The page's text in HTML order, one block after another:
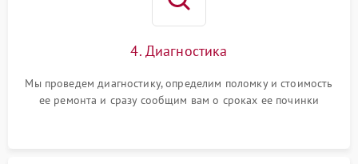
4. Диагностика
Мы проведем диагностику, определим поломку и стоимость
ее ремонта и сразу сообщим вам о сроках ее починки